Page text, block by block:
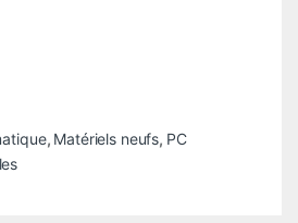
, Matériels neufs, PC